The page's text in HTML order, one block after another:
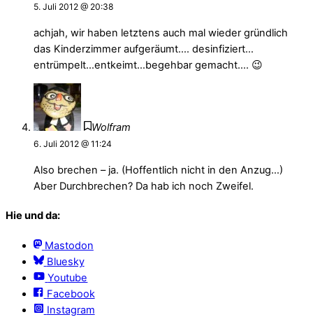
5. Juli 2012 @ 20:38
achjah, wir haben letztens auch mal wieder gründlich
das Kinderzimmer aufgeräumt…. desinfiziert…
entrümpelt…entkeimt…begehbar gemacht…. 😉
Wolfram
6. Juli 2012 @ 11:24
Also brechen – ja. (Hoffentlich nicht in den Anzug…)
Aber Durchbrechen? Da hab ich noch Zweifel.
Hie und da:
Mastodon
Bluesky
Youtube
Facebook
Instagram